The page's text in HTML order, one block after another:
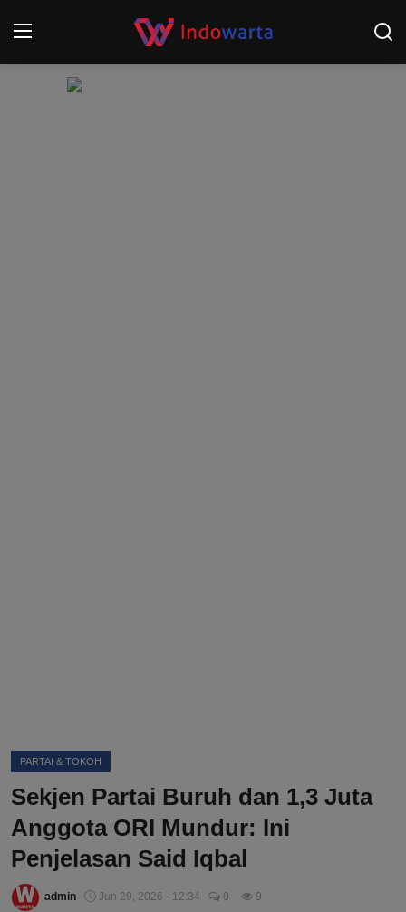
PARTAI & TOKOH
Sekjen Partai Buruh dan 1,3 Juta
Anggota ORI Mundur: Ini
Penjelasan Said Iqbal
admin Jun 29, 2026 - 12:34 0 9